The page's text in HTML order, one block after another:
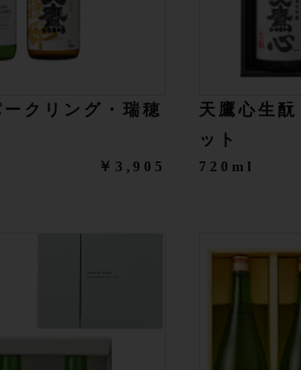
クリング・瑞穂
￥3,905
天鷹心生
ット
720ml